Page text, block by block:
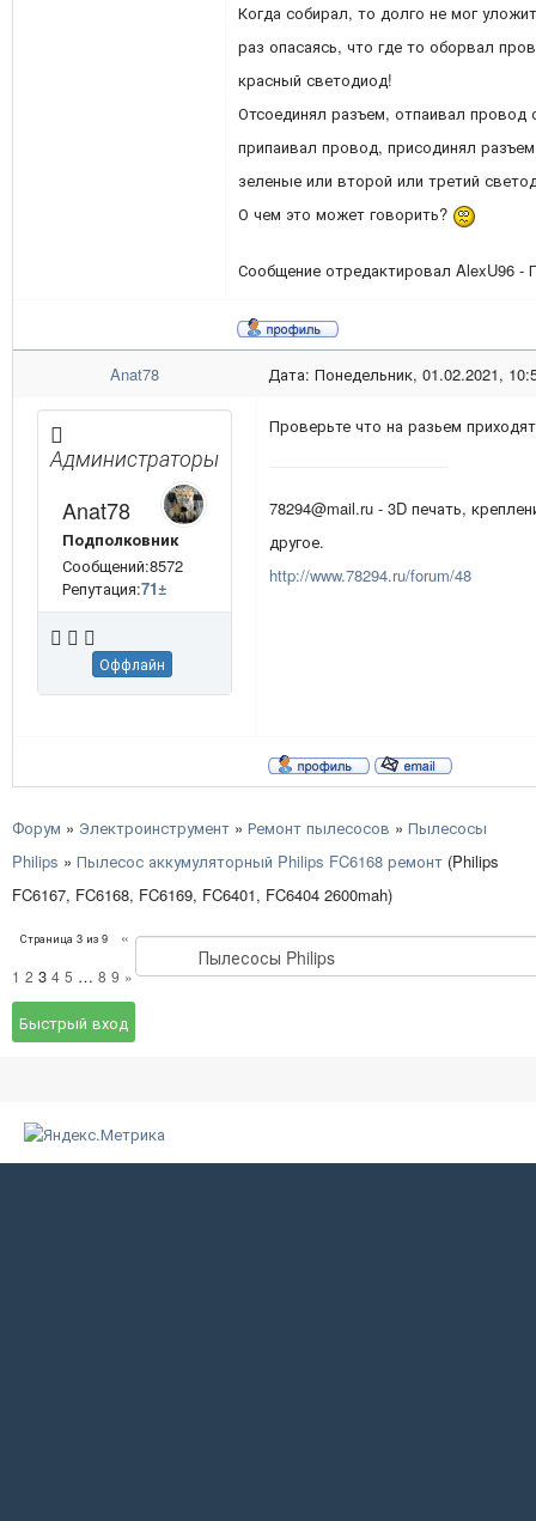
Когда собирал, то долго не мог
раз опасаясь, что где то оборвал
красный светодиод!
Отсоединял разъем, отпаивал
припаивал провод, присодинял
зеленые или второй или третий
О чем это может говорить?
Сообщение отредактировал AlexU96 -
Anat78 Дата: Понедельник, 01.02.2021,
Администраторы
Anat78
Подполковник
Сообщений:8572
Репутация:71±
Оффлайн
Проверьте что на разьем
78294@mail.ru - 3D печать,
другое.
http://www.78294.ru/forum/48
Форум » Электроинструмент » Ремонт пылесосов » Пылесосы
Philips » Пылесос аккумуляторный Philips FC6168 ремонт (Philips
FC6167, FC6168, FC6169, FC6401, FC6404 2600mah)
Страница 3 из 9
«
1 2 3 4 5 … 8 9 »